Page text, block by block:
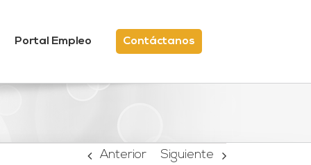
Portal Empleo Contáctanos
Anterior Siguiente